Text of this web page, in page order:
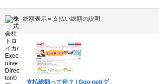
総額表示＝支払い総額の説明
支払総額って何？ | Goo-net(グ